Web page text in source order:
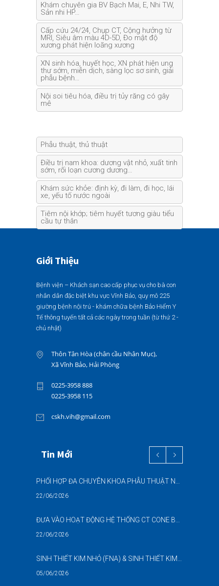
Khám chuyên gia BV Bạch Mai, E, Nhi TW,
Sản nhi HP…
Cấp cứu 24/24, Chụp CT, Cộng hưởng từ
MRI, Siêu âm màu 4D-5D, Đo mật độ
xương phát hiện loãng xương
XN sinh hóa, huyết học, XN phát hiện ung
thư sớm, miễn dịch, sàng lọc sơ sinh, giải
phẫu bệnh…
Nội soi tiêu hóa, điều trị tủy răng có gây
mê
Phẫu thuật, thủ thuật
Điều trị nam khoa: dương vật nhỏ, xuất tinh
sớm, rối loạn cương dương…
Khám sức khỏe: định kỳ, đi làm, đi học, lái
xe, yếu tố nước ngoài
Tiêm nội khớp; tiêm huyết tương giàu tiểu
cầu tự thân
Giới Thiệu
Bệnh viện – Khách sạn cao cấp phục vụ cho bà con
nhân dân đặc biệt khu vực Vĩnh Bảo, quy mô 225
giường bệnh nội trú - khám chữa bệnh Bảo Hiểm Y
Tế thông tuyến tất cả các ngày trong tuần (từ thứ 2 -
chủ nhật)
Thôn Tân Hòa (chân cầu Nhân Mục),
Xã Vĩnh Bảo, Hải Phòng
0225-3958 888
0225-3958 115
cskh.vih@gmail.com
Tin Mới
22/06/2026
22/06/2026
05/06/2026